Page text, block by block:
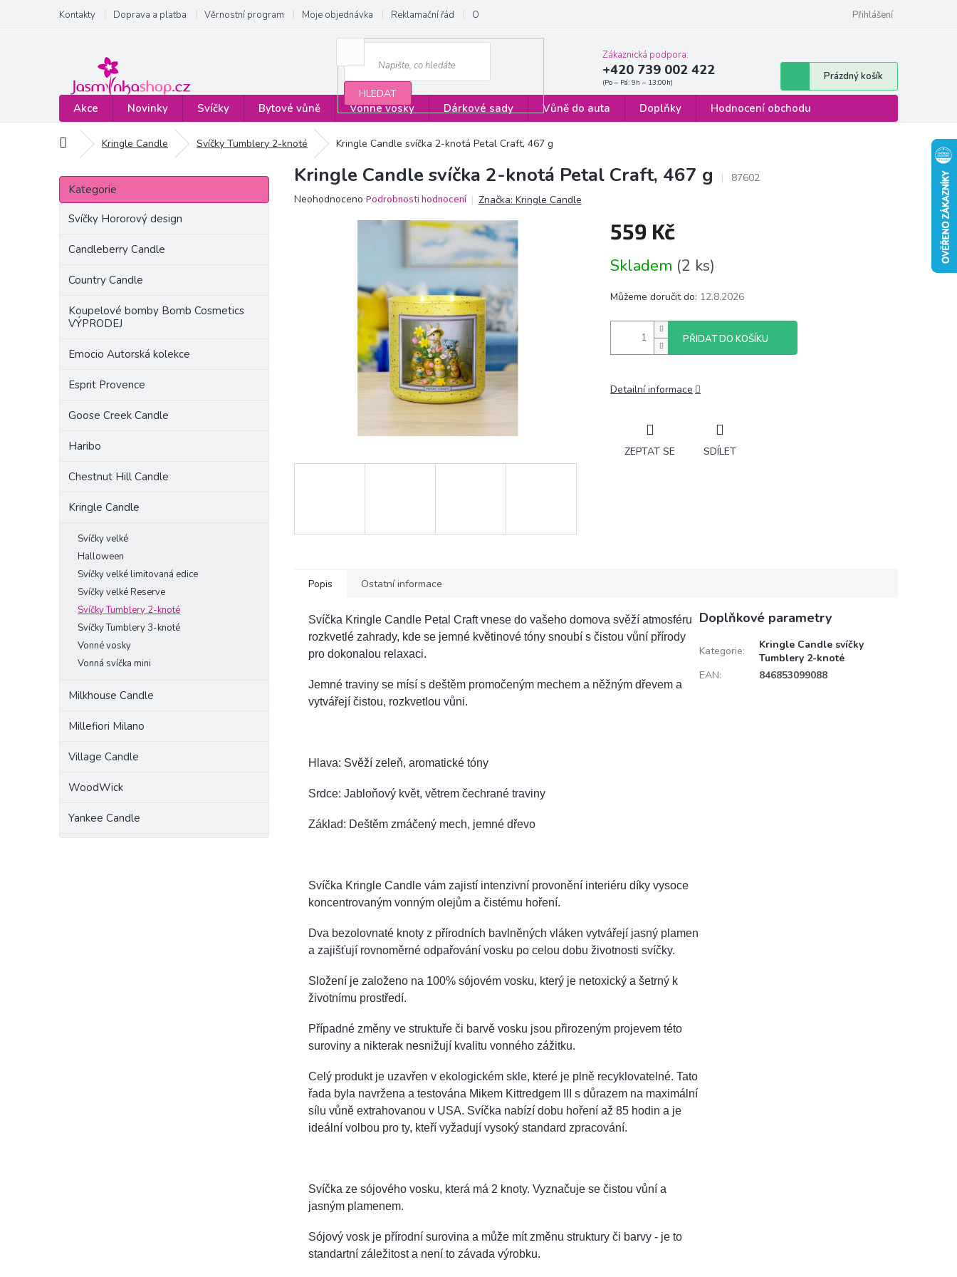
obsah
Kontakty Doprava a platba Věrnostní program Moje objednávka Reklamační řád Obchodní podmínky Formulář pro odstoupení od smlouvy
Přihlášení
HLEDAT
Zákaznická podpora:
+420 739 002 422
Nákupní
košík
Prázdný košík
Akce Novinky Svíčky Bytové vůně Vonné vosky Dárkové sady Vůně do auta Doplňky Hodnocení obchodu
Domů Kringle Candle Svíčky Tumblery 2-knoté Kringle Candle svíčka 2-knotá Petal Craft, 467 g
P
s
Přeskočit
kategorie
Kategorie
Svíčky Hororový design
Candleberry Candle
Country Candle
Koupelové bomby Bomb Cosmetics
VÝPRODEJ
Emocio Autorská kolekce
Esprit Provence
Goose Creek Candle
Haribo
Chestnut Hill Candle
Kringle Candle
Svíčky velké
Halloween
Svíčky velké limitovaná edice
Svíčky velké Reserve
Svíčky Tumblery 2-knoté
Svíčky Tumblery 3-knoté
Vonné vosky
Vonná svíčka mini
Milkhouse Candle
Millefiori Milano
Village Candle
WoodWick
Yankee Candle
Kringle Candle svíčka 2-knotá Petal Craft, 467 g
87602
Průměrné
Neohodnoceno Podrobnosti hodnocení Značka: Kringle Candle
559 Kč
cena:
Skladem (2 ks)
Můžeme doručit do: 12.8.2026
PŘIDAT DO KOŠÍKU
Detailní informace
ZEPTAT SE SDÍLET
Popis Ostatní informace
Svíčka Kringle Candle Petal Craft vnese do vašeho domova svěží atmosféru
rozkvetlé zahrady, kde se jemné květinové tóny snoubí s čistou vůní přírody
pro dokonalou relaxaci.
Jemné traviny se mísí s deštěm promočeným mechem a něžným dřevem a
vytvářejí čistou, rozkvetlou vůni.
Hlava: Svěží zeleň, aromatické tóny
Srdce: Jabloňový květ, větrem čechrané traviny
Základ: Deštěm zmáčený mech, jemné dřevo
Svíčka Kringle Candle vám zajistí intenzivní provonění interiéru díky vysoce
koncentrovaným vonným olejům a čistému hoření.
Dva bezolovnaté knoty z přírodních bavlněných vláken vytvářejí jasný plamen
a zajišťují rovnoměrné odpařování vosku po celou dobu životnosti svíčky.
Složení je založeno na 100% sójovém vosku, který je netoxický a šetrný k
životnímu prostředí.
Případné změny ve struktuře či barvě vosku jsou přirozeným projevem této
suroviny a nikterak nesnižují kvalitu vonného zážitku.
Celý produkt je uzavřen v ekologickém skle, které je plně recyklovatelné. Tato
řada byla navržena a testována Mikem Kittredgem III s důrazem na maximální
sílu vůně extrahovanou v USA. Svíčka nabízí dobu hoření až 85 hodin a je
ideální volbou pro ty, kteří vyžadují vysoký standard zpracování.
Svíčka ze sójového vosku, která má 2 knoty. Vyznačuje se čistou vůní a
jasným plamenem.
Sójový vosk je přírodní surovina a může mít změnu struktury či barvy - je to
standartní záležitost a není to závada výrobku.
Doplňkové parametry
Kategorie:
Kringle Candle svíčky
Tumblery 2-knoté
EAN: 846853099088